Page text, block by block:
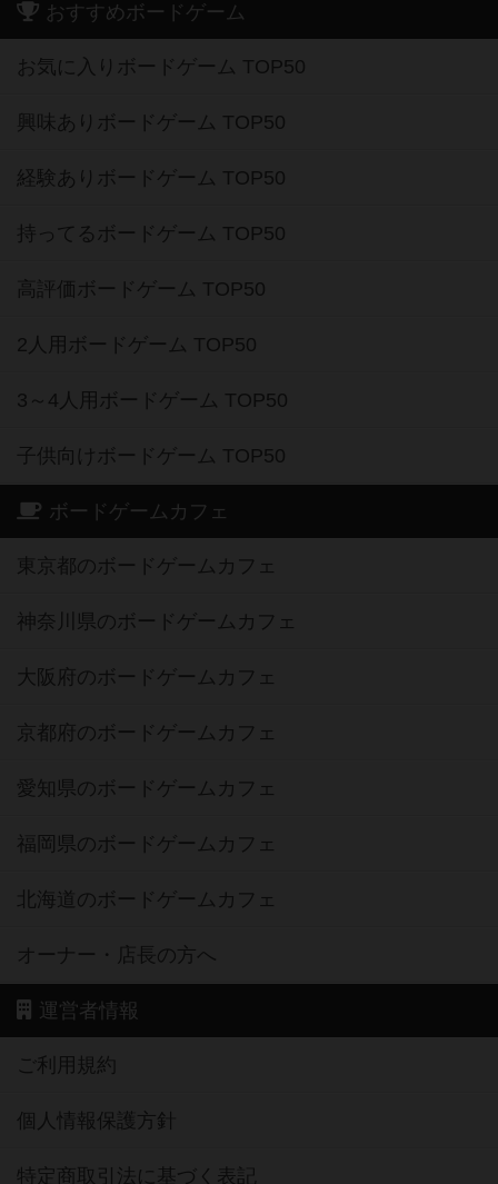
おすすめボードゲーム
お気に入りボードゲーム TOP50
興味ありボードゲーム TOP50
経験ありボードゲーム TOP50
持ってるボードゲーム TOP50
高評価ボードゲーム TOP50
2人用ボードゲーム TOP50
3～4人用ボードゲーム TOP50
子供向けボードゲーム TOP50
ボードゲームカフェ
東京都のボードゲームカフェ
神奈川県のボードゲームカフェ
大阪府のボードゲームカフェ
京都府のボードゲームカフェ
愛知県のボードゲームカフェ
福岡県のボードゲームカフェ
北海道のボードゲームカフェ
オーナー・店長の方へ
運営者情報
ご利用規約
個人情報保護方針
特定商取引法に基づく表記